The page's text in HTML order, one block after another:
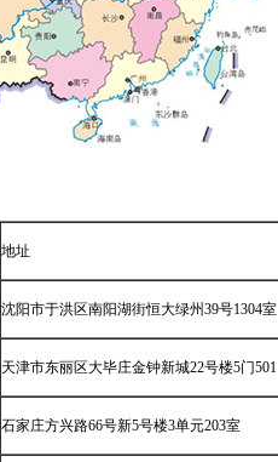
地址
沈阳市于洪区南阳湖街恒大绿州39号1304室
天津市东丽区大毕庄金钟新城22号楼5门501
石家庄方兴路66号新5号楼3单元203室